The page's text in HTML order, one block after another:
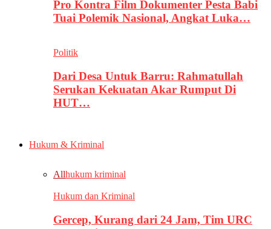
Pro Kontra Film Dokumenter Pesta Babi
Tuai Polemik Nasional, Angkat Luka…
Politik
Dari Desa Untuk Barru: Rahmatullah
Serukan Kekuatan Akar Rumput Di
HUT…
Hukum & Kriminal
Allhukum kriminal
Hukum dan Kriminal
Gercep, Kurang dari 24 Jam, Tim URC